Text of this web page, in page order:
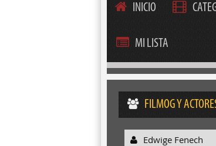
INICIO
MI LISTA
FILMOG Y
Edwige Fenech